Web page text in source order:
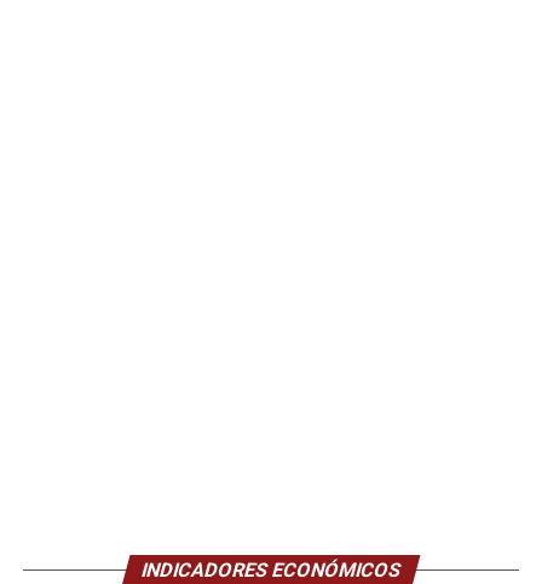
INDICADORES ECONÓMICOS